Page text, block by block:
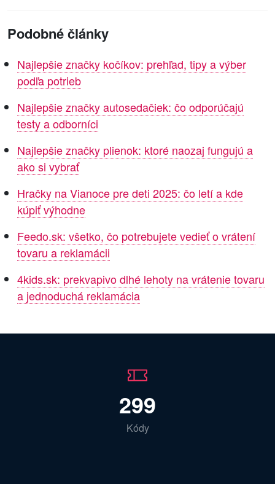
Podobné články
Najlepšie značky kočíkov: prehľad, tipy a výber
podľa potrieb
Najlepšie značky autosedačiek: čo odporúčajú
testy a odborníci
Najlepšie značky plienok: ktoré naozaj fungujú a
ako si vybrať
Hračky na Vianoce pre deti 2025: čo letí a kde
kúpiť výhodne
Feedo.sk: všetko, čo potrebujete vedieť o vrátení
tovaru a reklamácii
4kids.sk: prekvapivo dlhé lehoty na vrátenie tovaru
a jednoduchá reklamácia
299
Kódy